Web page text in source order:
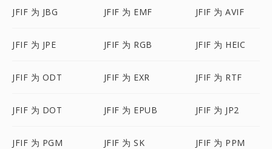
JFIF 为 JBG JFIF 为 EMF JFIF 为 AVIF
JFIF 为 JPE JFIF 为 RGB JFIF 为 HEIC
JFIF 为 ODT JFIF 为 EXR JFIF 为 RTF
JFIF 为 DOT JFIF 为 EPUB JFIF 为 JP2
JFIF 为 PGM JFIF 为 SK JFIF 为 PPM